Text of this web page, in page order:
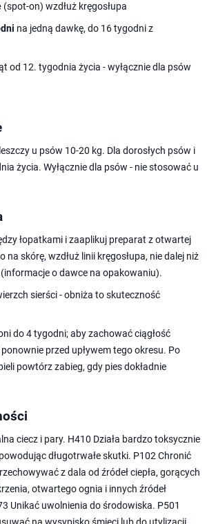
(spot-on) wzdłuż kręgosłupa
na jedną dawkę, do 16 tygodni z
od 12. tygodnia życia - wyłącznie dla psów
u psów 10-20 kg. Dla dorosłych psów i
życia. Wyłącznie dla psów - nie stosować u
łopatkami i zaaplikuj preparat z otwartej
na skórę, wzdłuż linii kręgosłupa, nie dalej niż
o dawce na opakowaniu).
sierści - obniża to skuteczność
do 4 tygodni; aby zachować ciągłość
przed upływem tego okresu. Po
powtórz zabieg, gdy pies dokładnie
ciecz i pary. H410 Działa bardzo toksycznie
długotrwałe skutki. P102 Chronić
z dala od źródeł ciepła, gorących
otwartego ognia i innych źródeł
Unikać uwolnienia do środowiska. P501